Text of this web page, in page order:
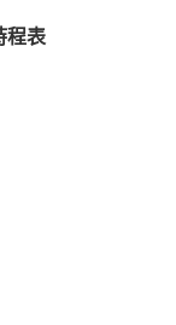
程表